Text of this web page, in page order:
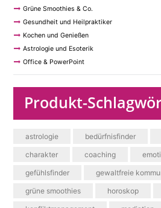
Grüne Smoothies & Co.
Gesundheit und Heilpraktiker
Kochen und Genießen
Astrologie und Esoterik
Office & PowerPoint
Produkt-
astrologie bedürfnisfinder
charakter
coaching
gefühlsfinder
gewaltfreie
grüne smoothies
horoskop